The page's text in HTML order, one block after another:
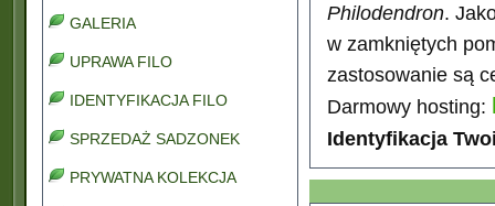
GALERIA
UPRAWA FILO
IDENTYFIKACJA FILO
SPRZEDAŻ SADZONEK
PRYWATNA KOLEKCJA
Philodendron.
w zamkniętych
zastosowanie są
Darmowy hosting:
Identyfikacja